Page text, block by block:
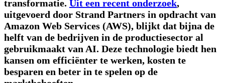
transformatie. Uit een recent onderzoek,
uitgevoerd door Strand Partners in opdracht van
Amazon Web Services (AWS), blijkt dat bijna de
helft van de bedrijven in de productiesector al
gebruikmaakt van AI. Deze technologie biedt hen
kansen om efficiënter te werken, kosten te
besparen en beter in te spelen op de